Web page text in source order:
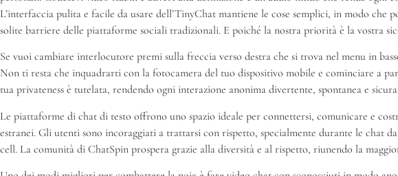
L’interfaccia pulita e facile da usare dell’TinyChat mantiene le cose semplici, in modo
solite barriere delle piattaforme sociali tradizionali. E poiché la nostra priorità è la vostra
Se vuoi cambiare interlocutore premi sulla freccia verso destra che si trova nel menu in
Non ti resta che inquadrarti con la fotocamera del tuo dispositivo mobile e cominciare a
tua privateness è tutelata, rendendo ogni interazione anonima divertente, spontanea e
Le piattaforme di chat di testo offrono uno spazio ideale per connettersi, comunicare e
estranei. Gli utenti sono incoraggiati a trattarsi con rispetto, specialmente durante le chat
cell. La comunità di ChatSpin prospera grazie alla diversità e al rispetto, riunendo la